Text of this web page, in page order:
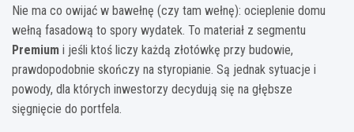
Nie ma co owijać w bawełnę (czy tam wełnę): ocieplenie domu
wełną fasadową to spory wydatek. To materiał z segmentu
Premium i jeśli ktoś liczy każdą złotówkę przy budowie,
prawdopodobnie skończy na styropianie. Są jednak sytuacje i
powody, dla których inwestorzy decydują się na głębsze
sięgnięcie do portfela.